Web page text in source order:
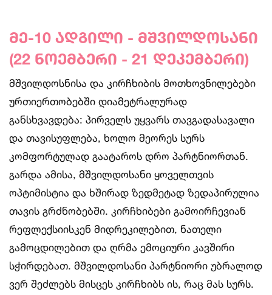
მე-10 ადგილი - მშვილდოსანი
(22 ნოემბერი - 21 დეკემბერი)
მშვილდოსნისა და კირჩხიბის მოთხოვნილებები
ურთიერთობებში დიამეტრალურად
განსხვავდება: პირველს უყვარს თავგადასავალი
და თავისუფლება, ხოლო მეორეს სურს
კომფორტულად გაატაროს დრო პარტნიორთან.
გარდა ამისა, მშვილდოსანი ყოველთვის
ოპტიმისტია და ხშირად ზედმეტად ზედაპირულია
თავის გრძნობებში. კირჩხიბები გამოირჩევიან
რეფლექსიისკენ მიდრეკილებით, ნათელი
გამოცდილებით და ღრმა ემოციური კავშირი
სჭირდებათ. მშვილდოსანი პარტნიორი უბრალოდ
ვერ შეძლებს მისცეს კირჩხიბს ის, რაც მას სურს.